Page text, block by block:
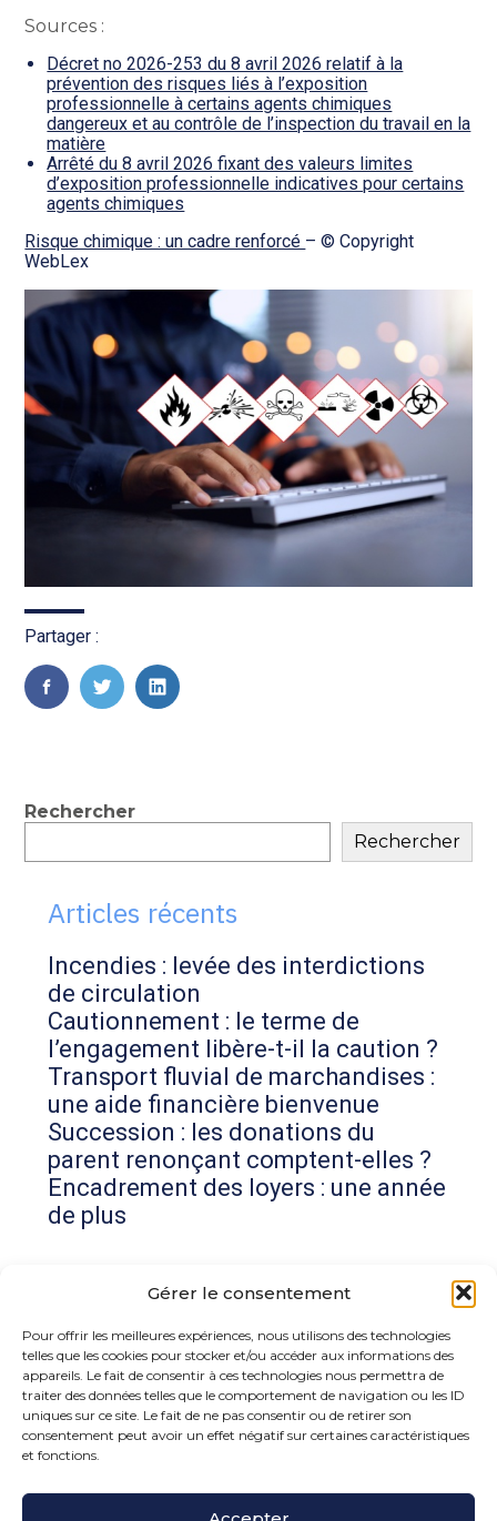
Gérer le consentement
Pour offrir les meilleures expériences, nous utilisons des technologies
telles que les cookies pour stocker et/ou accéder aux informations des
appareils. Le fait de consentir à ces technologies nous permettra de
traiter des données telles que le comportement de navigation ou les ID
uniques sur ce site. Le fait de ne pas consentir ou de retirer son
consentement peut avoir un effet négatif sur certaines caractéristiques
et fonctions.
Sources :
Décret no 2026-253 du 8 avril 2026 relatif à la
prévention des risques liés à l’exposition
professionnelle à certains agents chimiques
dangereux et au contrôle de l’inspection du travail en la
matière
Arrêté du 8 avril 2026 fixant des valeurs limites
d’exposition professionnelle indicatives pour certains
agents chimiques
Risque chimique : un cadre renforcé – © Copyright
WebLex
Partager :
FaceBook
TwitterLinkedIn
Blog
sidebar
Rechercher
Rechercher
Articles récents
Incendies : levée des interdictions
de circulation
Cautionnement : le terme de
l’engagement libère-t-il la caution ?
Transport fluvial de marchandises :
une aide financière bienvenue
Succession : les donations du
parent renonçant comptent-elles ?
Encadrement des loyers : une année
de plus
Commentaires récents
Aucun commentaire à afficher.